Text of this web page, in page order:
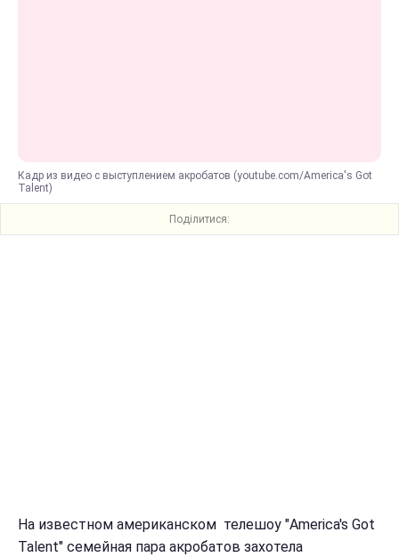
Кадр из видео с выступлением акробатов (youtube.com/America's Got
Talent)
Поділитися:
На известном американском телешоу "America's Got
Talent" семейная пара акробатов захотела